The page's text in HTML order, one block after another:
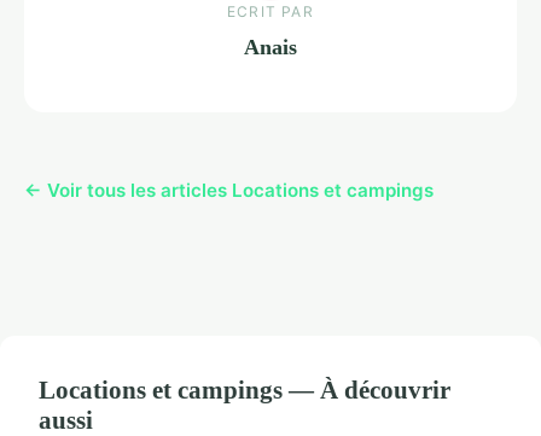
ECRIT PAR
Anais
← Voir tous les articles Locations et campings
Locations et campings — À découvrir
aussi